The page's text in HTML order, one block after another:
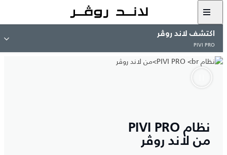
اكتشف لاند روڤر
PIVI PRO
نظام PIVI PRO
من لاند روڤر